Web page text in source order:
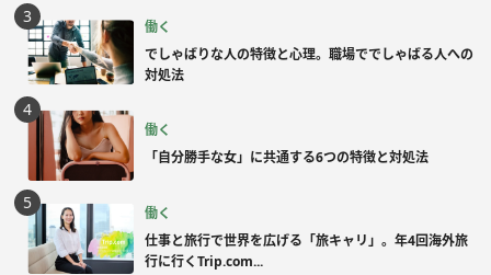
働く
でしゃばりな人の特徴と心理。職場ででしゃばる人への
対処法
働く
「自分勝手な女」に共通する6つの特徴と対処法
働く
仕事と旅行で世界を広げる「旅キャリ」。年4回海外旅
行に行くTrip.com...